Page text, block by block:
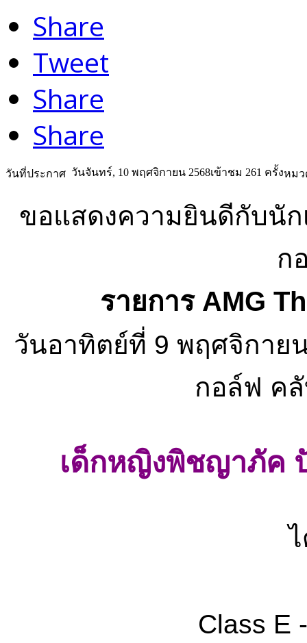
Share
Tweet
Share
Share
วันที่ประกาศ วันจันทร์, 10 พฤศจิกายน 2568เข้าชม 261 ครั้งหม
ขอแสดงความยินดีกับนัก
ก
รายการ AMG
วันอาทิตย์ที่ 9 พฤศจิกาย
กอล์ฟ ค
เด็กหญิงพิชญาภัค
Class E